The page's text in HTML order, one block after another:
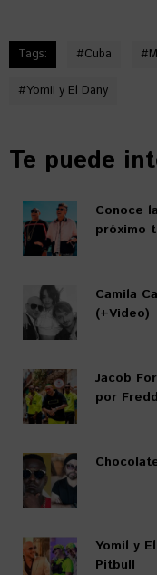
Tags: #Cuba #
#Yomil y El Dany
Te puede
Conoce
próximo
Camila
(+Video)
Jacob
por
Yomil y
Pitbull